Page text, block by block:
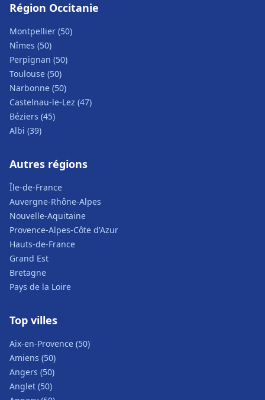
Région Occitanie
Montpellier (50)
Nîmes (50)
Perpignan (50)
Toulouse (50)
Narbonne (50)
Castelnau-le-Lez (47)
Béziers (45)
Albi (39)
Autres régions
Île-de-France
Auvergne-Rhône-Alpes
Nouvelle-Aquitaine
Provence-Alpes-Côte d'Azur
Hauts-de-France
Grand Est
Bretagne
Pays de la Loire
Top villes
Aix-en-Provence (50)
Amiens (50)
Angers (50)
Anglet (50)